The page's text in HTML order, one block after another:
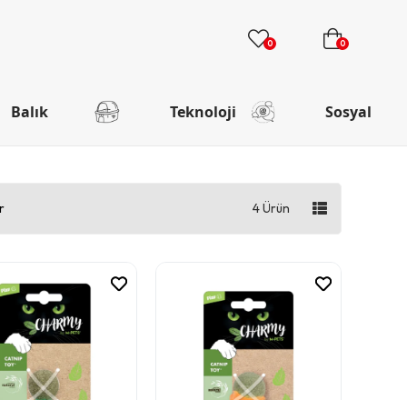
0 0
Balık Teknoloji Sosyal
4 Ürün